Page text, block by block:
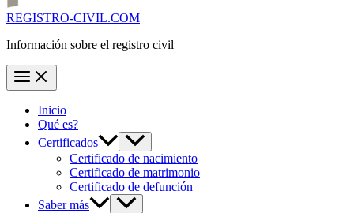
REGISTRO-CIVIL.COM
Información sobre el registro civil
Inicio
Qué es?
Certificados
Certificado de nacimiento
Certificado de matrimonio
Certificado de defunción
Saber más